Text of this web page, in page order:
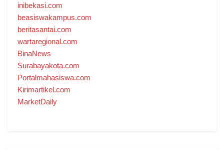
inibekasi.com
beasiswakampus.com
beritasantai.com
wartaregional.com
BinaNews
Surabayakota.com
Portalmahasiswa.com
Kirimartikel.com
MarketDaily